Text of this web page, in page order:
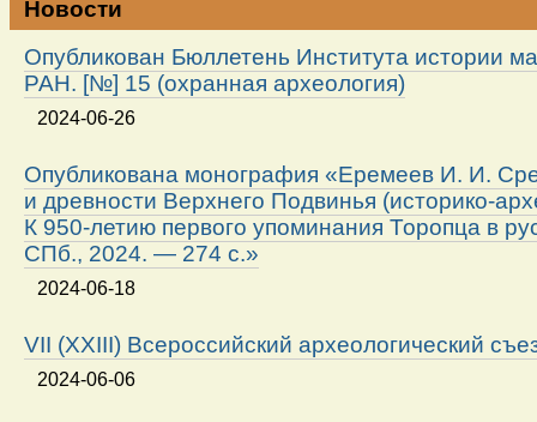
Новости
Опубликован Бюллетень Института истории
РАН. [№] 15 (охранная археология)
2024-06-26
Опубликована монография «Еремеев И. И.
и древности Верхнего Подвинья (историко-
К 950-летию первого упоминания Торопца в
СПб., 2024. — 274 с.»
2024-06-18
VII (XXIII) Всероссийский археологический
2024-06-06